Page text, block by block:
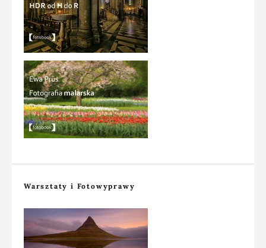
Warsztaty i Fotowyprawy